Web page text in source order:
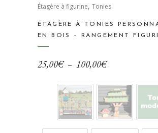
produit
a
plusieurs
variations.
Les
peuvent
choisies
sur
Étagère à figurine, Tonies
ÉTAGÈRE À TONIES
EN BOIS – RANGEMENT
25,00€ – 100,00€Plage
prix :
25,00€
à